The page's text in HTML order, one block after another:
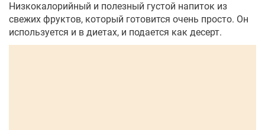
Низкокалорийный и полезный густой напиток из
свежих фруктов, который готовится очень просто. Он
используется и в диетах, и подается как десерт.